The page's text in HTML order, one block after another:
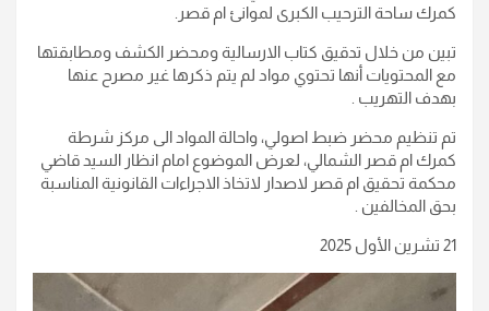
كمرك ساحة الترحيب الكبرى لموانئ ام قصر.
تبين من خلال تدقيق كتاب الارسالية ومحضر الكشف ومطابقتها
مع المحتويات أنها تحتوي مواد لم يتم ذكرها غير مصرح عنها
بهدف التهريب .
تم تنظيم محضر ضبط اصولي، واحالة المواد الى مركز شرطة
كمرك ام قصر الشمالي، لعرض الموضوع امام انظار السيد قاضي
محكمة تحقيق ام قصر لاصدار لاتخاذ الاجراءات القانونية المناسبة
بحق المخالفين .
21 تشرين الأول 2025